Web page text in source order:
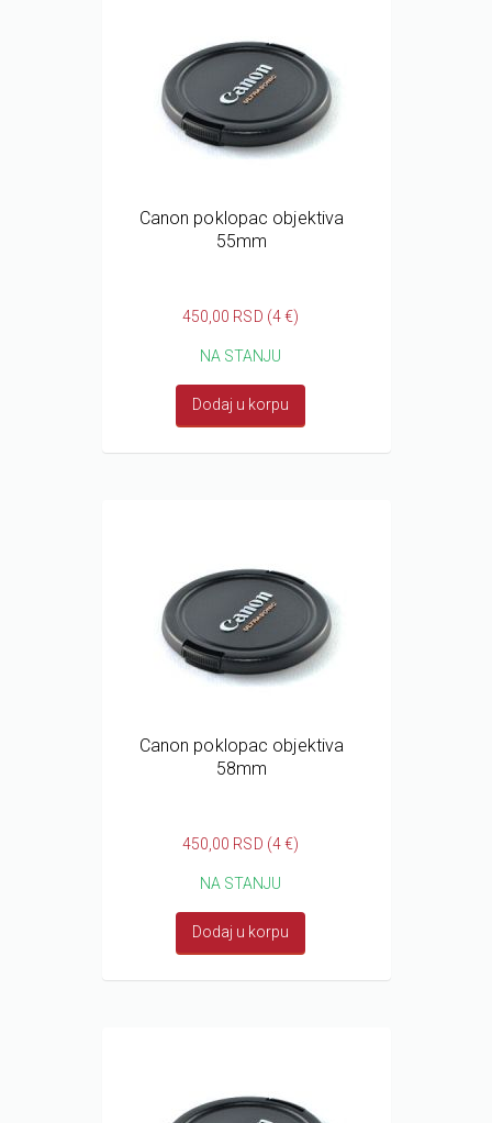
Canon poklopac objektiva
55mm
450,00 RSD (4 €)
NA STANJU
Dodaj u korpu
Canon poklopac objektiva
58mm
450,00 RSD (4 €)
NA STANJU
Dodaj u korpu